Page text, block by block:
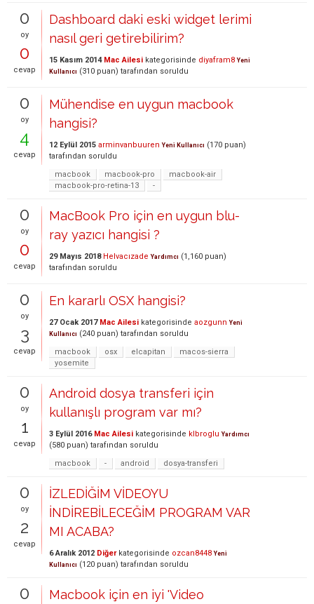
0
oy
0
cevap
Dashboard daki eski widget lerimi
nasıl geri getirebilirim?
15 Kasım 2014 Mac Ailesi kategorisinde diyafram8 Yeni
Kullanıcı (310 puan) tarafından soruldu
0
oy
4
cevap
Mühendise en uygun macbook
hangisi?
12 Eylül 2015 arminvanbuuren Yeni Kullanıcı (170 puan)
tarafından soruldu
macbook
macbook-pro
macbook-air
macbook-pro-retina-13
-
0
oy
0
cevap
MacBook Pro için en uygun blu-
ray yazıcı hangisi ?
29 Mayıs 2018 Helvacızade Yardımcı (1,160 puan)
tarafından soruldu
0
oy
3
cevap
En kararlı OSX hangisi?
27 Ocak 2017 Mac Ailesi kategorisinde aozgunn Yeni
Kullanıcı (240 puan) tarafından soruldu
macbook
osx elcapitan
macos-sierra
yosemite
0
oy
1
cevap
Android dosya transferi için
kullanışlı program var mı?
3 Eylül 2016 Mac Ailesi kategorisinde klbroglu Yardımcı
(580 puan) tarafından soruldu
macbook
- android dosya-transferi
0
oy
2
cevap
İZLEDİĞİM VİDEOYU
İNDİREBİLECEĞİM PROGRAM VAR
MI ACABA?
6 Aralık 2012 Diğerkategorisinde ozcan8448 Yeni
Kullanıcı (120 puan) tarafından soruldu
0
Macbook için en iyi 'Video